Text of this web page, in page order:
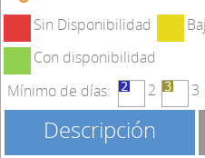
Sin Disponibilidad
Con disponibilidad
Mínimo de días:
2 3
Descripción